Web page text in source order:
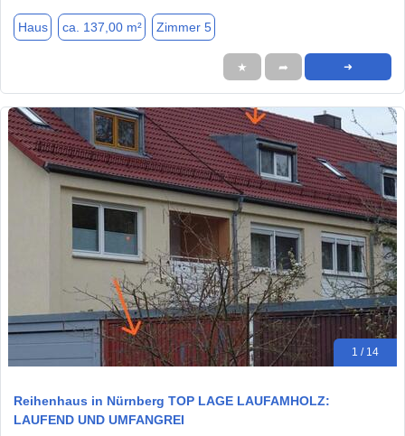
Haus ca. 137,00 m² Zimmer 5
★ ➦ ➜
1 / 14
Reihenhaus in Nürnberg TOP LAGE LAUFAMHOLZ:
LAUFEND UND UMFANGREI